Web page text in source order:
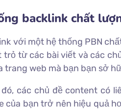
backlink chất
với một hệ thống PBN
từ các bài viết và các
trang web mà bạn bạn sở
các chủ đề content có
của bạn trở nên hiệu quả